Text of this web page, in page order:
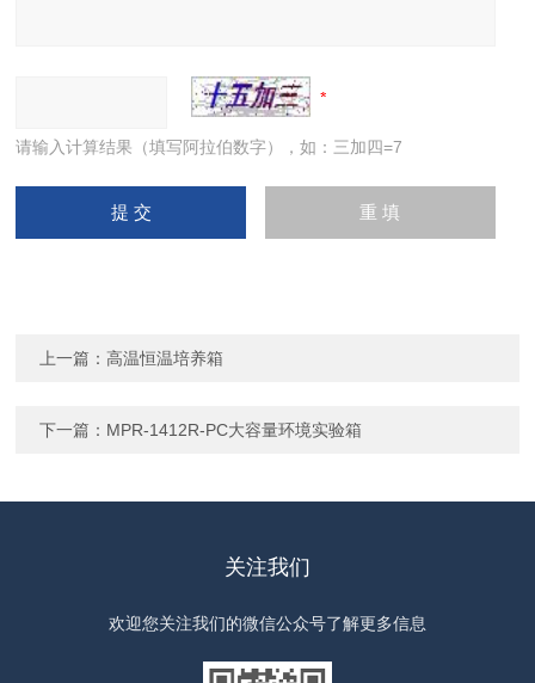
请输入计算结果（填写阿拉伯数字），如：三加四=7
上一篇：高温恒温培养箱
下一篇： MPR-1412R-PC大容量环境实验箱
关注我们
欢迎您关注我们的微信公众号了解更多信息